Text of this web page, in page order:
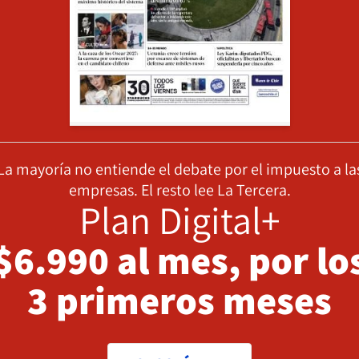
mayoría no entiende el debate por el impuesto a
empresas. El resto lee La Tercera.
Plan Digital+
al mes, por
3 primeros meses